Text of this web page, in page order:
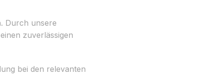
Durch unsere
zuverlässigen
bei den relevanten